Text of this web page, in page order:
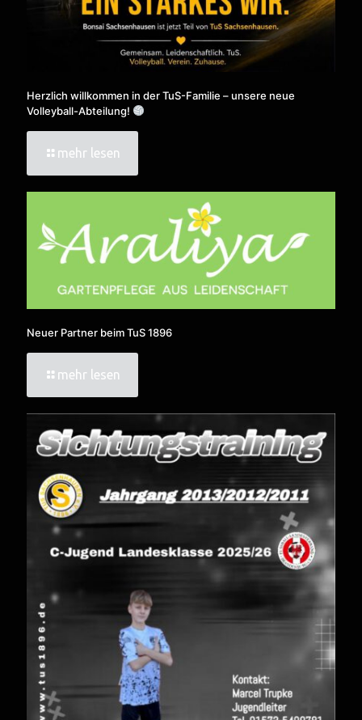
Herzlich willkommen in der TuS-Familie – unsere neue
Volleyball-Abteilung!
mehr lesen
Neuer Partner beim TuS 1896
mehr lesen